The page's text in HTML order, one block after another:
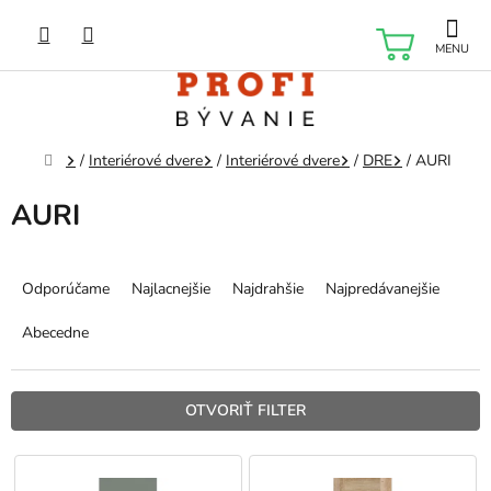
obsah
Domov
/ Interiérové dvere / Interiérové dvere / DRE / AURI
AURI
p
r
Odporúčame Najlacnejšie Najdrahšie Najpredávanejšie
Abecedne
OTVORIŤ FILTER
V